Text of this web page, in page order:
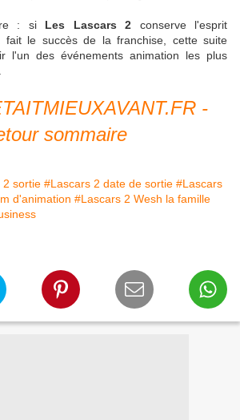
: si Les Lascars 2 conserve l'esprit
fait le succès de la franchise, cette suite
l'un des événements animation les plus
-
sommaire
2 sortie #Lascars 2 date de sortie #Lascars
d'animation #Lascars 2 Wesh la famille